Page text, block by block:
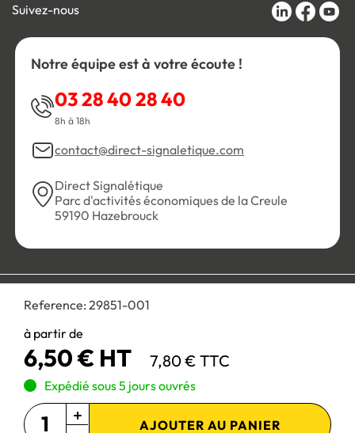
Reference: 29851-001
à partir de
6,50 € HT 7,80 € TTC
Expédié sous 5 jours ouvrés
AJOUTER AU PANIER
Suivez-nous
Notre équipe est à votre écoute !
03 28 40 28 40
8h à 18h
contact@direct-signaletique.com
Direct Signalétique
Parc d'activités économiques de la Creule
59190 Hazebrouck
Personnaliser les cookies
Paiement 100% sécurisé :